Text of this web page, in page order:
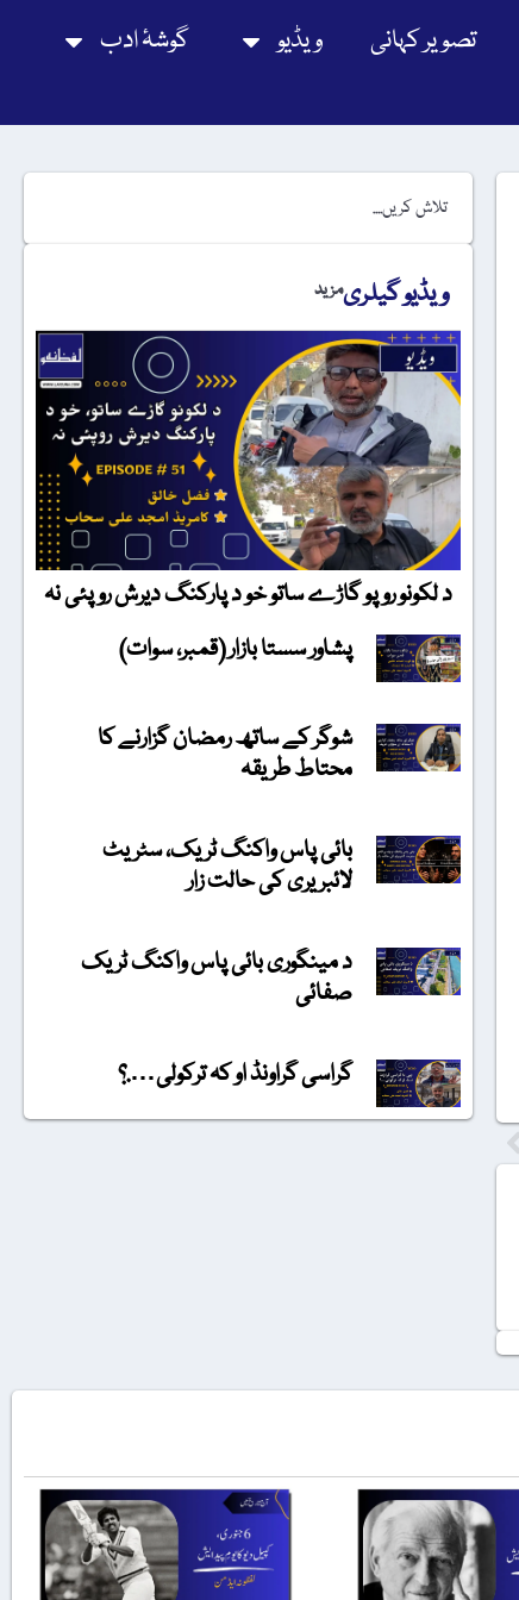
تصویر کہانی ویڈیو گوشۂ ادب
ویڈیو گیلریمزید
د لکونو روپو گاڑے ساتو خو د پارکنگ دیرش روپئی نہ
پشاور سستا بازار (قمبر، سوات)
شوگر کے ساتھ رمضان گزارنے کا
محتاط طریقہ
بائی پاس واکنگ ٹریک، سٹریٹ
لائبریری کی حالت زار
د مینگوری بائی پاس واکنگ ٹریک
صفائی
گراسی گراونڈ او کہ ترکولی….؟